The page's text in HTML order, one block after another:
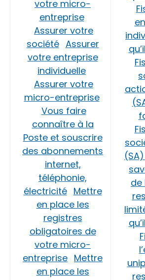
votre micro-
entreprise
Assurer votre
société Assurer
votre entreprise
individuelle
Assurer votre
micro-entreprise
Vous faire
connaître à la
Poste et souscrire
des abonnements
internet,
téléphonie,
électricité Mettre
en place les
registres
obligatoires de
votre micro-
entreprise Mettre
en place les
de